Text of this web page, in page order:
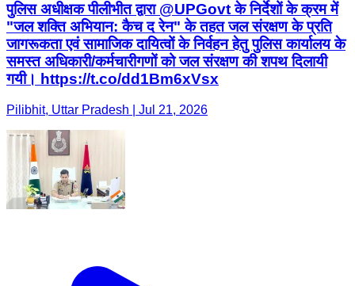
पुलिस अधीक्षक पीलीभीत द्वारा @UPGovt के निर्देशों के क्रम में
"जल शक्ति अभियान: कैच द रेन" के तहत जल संरक्षण के प्रति
जागरूकता एवं सामाजिक दायित्वों के निर्वहन हेतु पुलिस कार्यालय के
समस्त अधिकारी/कर्मचारीगणों को जल संरक्षण की शपथ दिलायी
गयी। https://t.co/dd1Bm6xVsx
Pilibhit, Uttar Pradesh | Jul 21, 2026